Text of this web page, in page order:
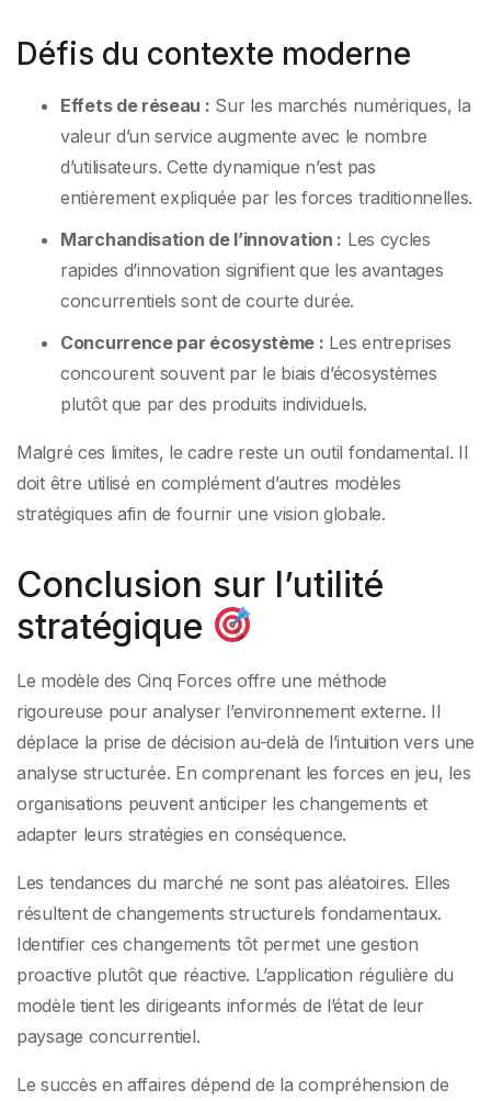
Défis du contexte moderne
Effets de réseau : Sur les marchés numériques, la
valeur d’un service augmente avec le nombre
d’utilisateurs. Cette dynamique n’est pas
entièrement expliquée par les forces traditionnelles.
Marchandisation de l’innovation : Les cycles
rapides d’innovation signifient que les avantages
concurrentiels sont de courte durée.
Concurrence par écosystème : Les entreprises
concourent souvent par le biais d’écosystèmes
plutôt que par des produits individuels.
Malgré ces limites, le cadre reste un outil fondamental. Il
doit être utilisé en complément d’autres modèles
stratégiques afin de fournir une vision globale.
Conclusion sur l’utilité
stratégique
Le modèle des Cinq Forces offre une méthode
rigoureuse pour analyser l’environnement externe. Il
déplace la prise de décision au-delà de l’intuition vers une
analyse structurée. En comprenant les forces en jeu, les
organisations peuvent anticiper les changements et
adapter leurs stratégies en conséquence.
Les tendances du marché ne sont pas aléatoires. Elles
résultent de changements structurels fondamentaux.
Identifier ces changements tôt permet une gestion
proactive plutôt que réactive. L’application régulière du
modèle tient les dirigeants informés de l’état de leur
paysage concurrentiel.
Le succès en affaires dépend de la compréhension de